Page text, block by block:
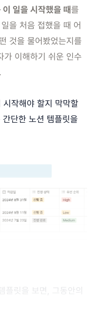
이 일을 시작했을 때를
을 처음 접했을 때 어
것을 물어봤었는지를
가 이해하기 쉬운 인수
시작해야 할지 막막할
단한 노션 템플릿을
플릿을 보면, 그동안의